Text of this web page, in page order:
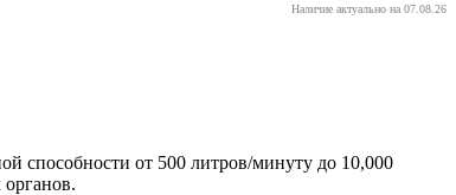
Наличие актуально на 07.08.26
способности от 500 литров/минуту до 10,000